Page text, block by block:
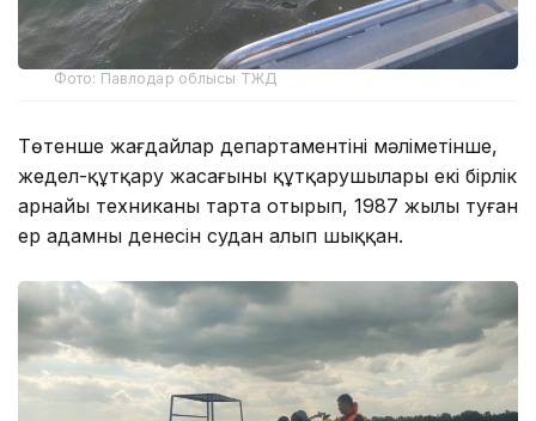
Фото: Павлодар облысы ТЖД
Төтенше жағдайлар департаментінің мәліметінше,
жедел-құтқару жасағының құтқарушылары екі бірлік
арнайы техниканы тарта отырып, 1987 жылы туған
ер адамның денесін судан алып шыққан.